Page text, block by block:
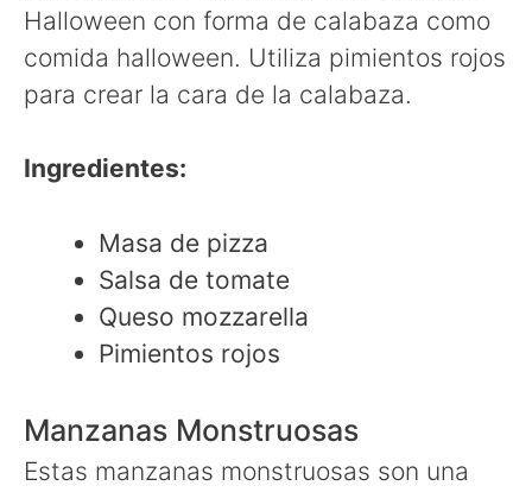
Halloween con forma de calabaza como
comida halloween. Utiliza pimientos rojos
para crear la cara de la calabaza.
Ingredientes:
Masa de pizza
Salsa de tomate
Queso mozzarella
Pimientos rojos
Manzanas Monstruosas
Estas manzanas monstruosas son una